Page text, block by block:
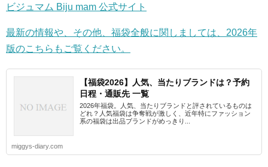
ビジュマム Biju mam 公式サイト
最新の情報や、その他、福袋全般に関しましては、2026年
版のこちらもご覧ください。
【福袋2026】人気、当たりブランドは？予約
日程・通販先 一覧
2026年福袋。人気、当たりブランドと評されているものは
どれ？人気福袋は争奪戦が激しく、近年特にファッション
系の福袋は出品ブランドがめっきり...
miggys-diary.com